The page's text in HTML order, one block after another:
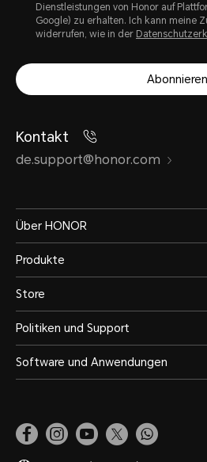
Dienstleistungen von Honor auf
Google) zu erhalten. Ich kann meine
widerrufen, wie in der
Abonnieren
Kontakt
de.support@honor.com
Über HONOR
Produkte
Store
Politiken und Support
Software und Anwendungen